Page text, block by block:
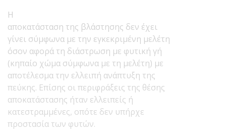
Η
αποκατάσταση της βλάστησης δεν έχει
γίνει σύμφωνα με την εγκεκριμένη μελέτη
όσον αφορά τη διάστρωση με φυτική γή
(κηπαίο χώμα σύμφωνα με τη μελέτη) με
αποτέλεσμα την ελλειπή ανάπτυξη της
πεύκης. Επίσης οι περιφράξεις της θέσης
αποκατάστασης ήταν ελλειπείς ή
κατεστραμμένες, οπότε δεν υπήρχε
προστασία των φυτών.